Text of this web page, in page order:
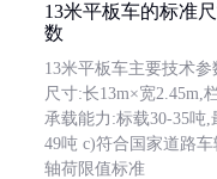
13米平板车的标准
数
13米平板车主要技术
尺寸:长13m×宽2.45m,
承载能力:标载30-35吨
49吨 c)符合国家道路车
轴荷限值标准